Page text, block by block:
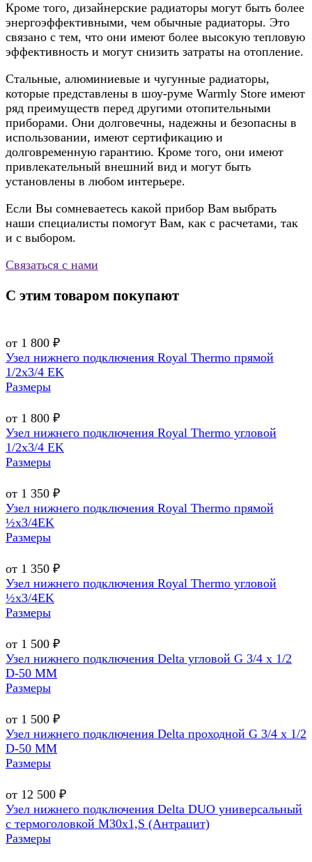
Кроме того, дизайнерские радиаторы могут быть более
энергоэффективными, чем обычные радиаторы. Это
связано с тем, что они имеют более высокую тепловую
эффективность и могут снизить затраты на отопление.
Стальные, алюминиевые и чугунные радиаторы,
которые представлены в шоу-руме Warmly Store имеют
ряд преимуществ перед другими отопительными
приборами. Они долговечны, надежны и безопасны в
использовании, имеют сертификацию и
долговременную гарантию. Кроме того, они имеют
привлекательный внешний вид и могут быть
установлены в любом интерьере.
Если Вы сомневаетесь какой прибор Вам выбрать
наши специалисты помогут Вам, как с расчетами, так
и с выбором.
Связаться с нами
С этим товаром покупают
от 1 800 ₽
Узел нижнего подключения Royal Thermo прямой
1/2х3/4 EK
Размеры
от 1 800 ₽
Узел нижнего подключения Royal Thermo угловой
1/2х3/4 EK
Размеры
от 1 350 ₽
Узел нижнего подключения Royal Thermo прямой
½х3/4EK
Размеры
от 1 350 ₽
Узел нижнего подключения Royal Thermo угловой
½х3/4EK
Размеры
от 1 500 ₽
Узел нижнего подключения Delta угловой G 3/4 х 1/2
D-50 MM
Размеры
от 1 500 ₽
Узел нижнего подключения Delta проходной G 3/4 х 1/2
D-50 MM
Размеры
от 12 500 ₽
Узел нижнего подключения Delta DUO универсальный
с термоголовкой М30х1,Ѕ (Антрацит)
Размеры